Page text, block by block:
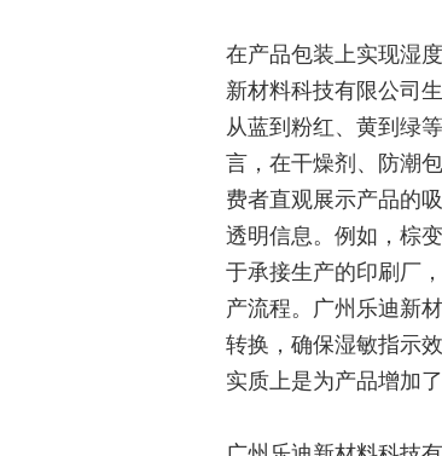
在产品包装上实现湿
新材料科技有限公司
从蓝到粉红、黄到绿
言，在干燥剂、防潮
费者直观展示产品的
透明信息。例如，棕
于承接生产的印刷厂
产流程。广州乐迪新
转换，确保湿敏指示
实质上是为产品增加